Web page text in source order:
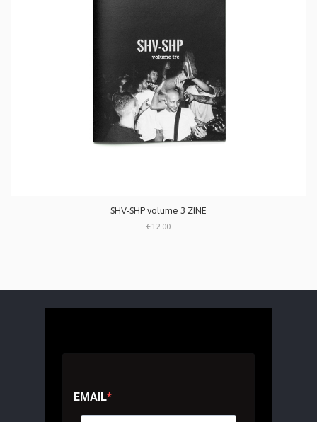
SHV-SHP volume 3 ZINE
€12.00
EMAIL